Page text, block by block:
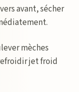
avant, sécher
mèches
jet froid